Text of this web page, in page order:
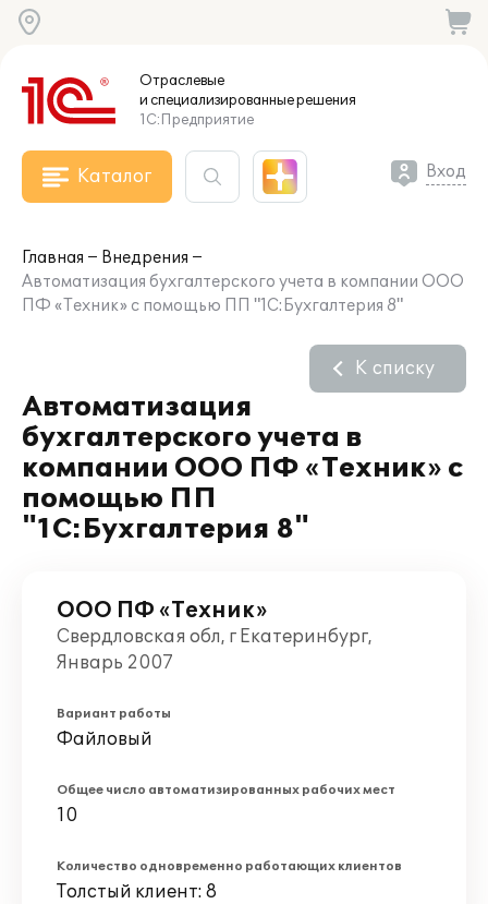
Отраслевые
и специализированныерешения
1С:Предприятие
Каталог Вход
Главная
Внедрения
Автоматизация бухгалтерского учета в компании ООО
ПФ «Техник» с помощью ПП "1С:Бухгалтерия 8"
Автоматизация
бухгалтерского учета в
компании ООО ПФ «Техник» с
помощью ПП
"1С:Бухгалтерия 8"
К списку
ООО ПФ «Техник»
Свердловская обл, г Екатеринбург,
Январь 2007
Вариант работы
Файловый
Общее число автоматизированных рабочих мест
10
Количество одновременно работающих клиентов
Толстый клиент: 8